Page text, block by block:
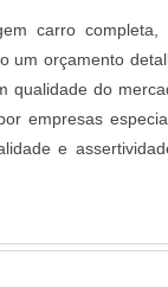
carro
um orçamento
qualidade do
empresas
e
ma...